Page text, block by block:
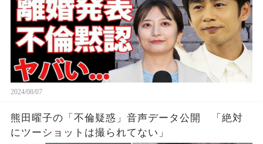
2024/08/07
熊田曜子の「不倫疑惑」音声データ公開 「絶対
にツーショットは撮られてない」